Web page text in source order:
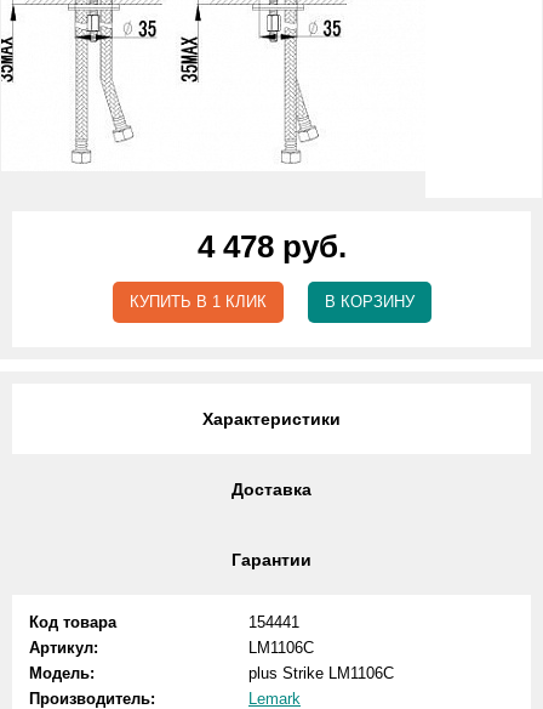
4 478 руб.
КУПИТЬ В 1 КЛИК В КОРЗИНУ
Характеристики
Доставка
Гарантии
Код товара
154441
Артикул:
LM1106C
Модель:
plus Strike LM1106C
Производитель:
Lemark